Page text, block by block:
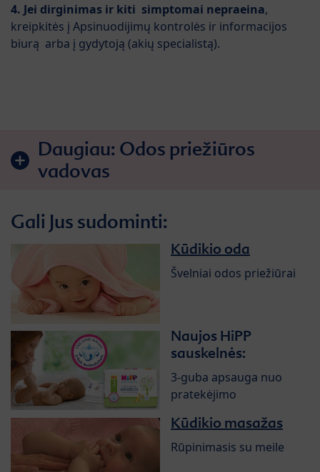
4. Jei dirginimas ir kiti simptomai nepraeina,
kreipkitės į Apsinuodijimų kontrolės ir informacijos
biurą arba į gydytoją (akių specialistą).
Daugiau: Odos priežiūros
vadovas
Gali Jus sudominti:
Kūdikio oda
Švelniai odos priežiūrai
Naujos HiPP
sauskelnės:
3-guba apsauga nuo
pratekėjimo
Kūdikio masažas
Rūpinimasis su meile